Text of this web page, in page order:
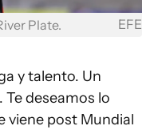
Plate. EFE
y talento. Un
deseamos lo
viene post Mundial